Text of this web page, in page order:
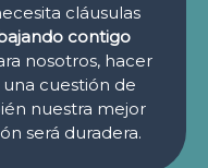
cláusulas
contigo
nosotros, hacer
cuestión de
nuestra mejor
será duradera.